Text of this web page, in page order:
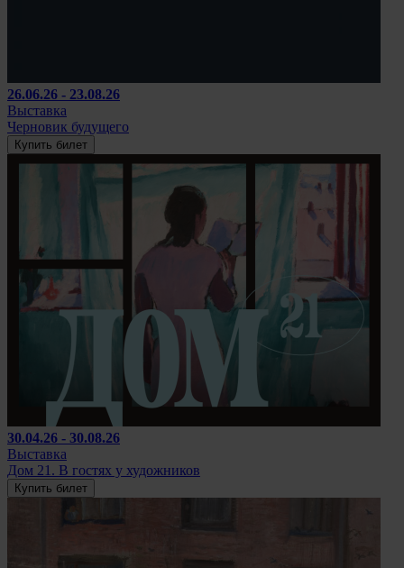
26.06.26 - 23.08.26
Выставка
Черновик будущего
Купить билет
30.04.26 - 30.08.26
Выставка
Дом 21. В гостях у художников
Купить билет